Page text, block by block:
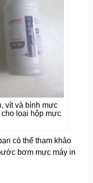
vít và bình mực
loại hộp mực
có thể tham khảo
bơm mực máy in